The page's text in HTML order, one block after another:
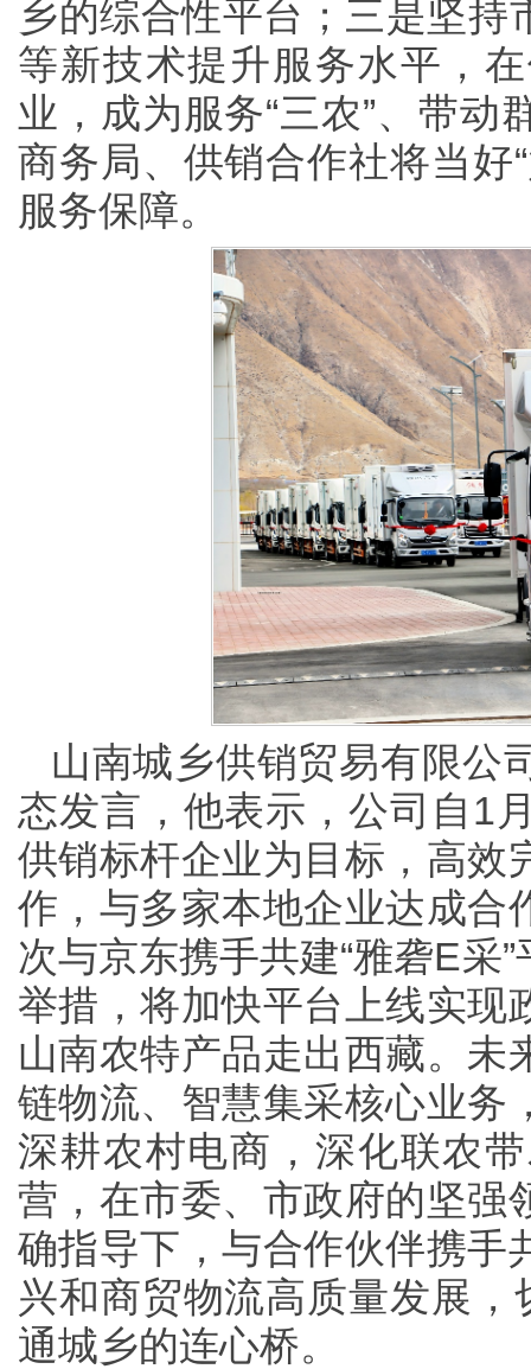
乡的综合性平台；三是坚
等新技术提升服务水平，
业，成为服务“三农”、带
商务局、供销合作社将当好
服务保障。
山南城乡供销贸易有限公
态发言，他表示，公司自1
供销标杆企业为目标，高效
作，与多家本地企业达成合
次与京东携手共建“雅砻E采
举措，将加快平台上线实现
山南农特产品走出西藏。未
链物流、智慧集采核心业务
深耕农村电商，深化联农
营，在市委、市政府的坚强
确指导下，与合作伙伴携手
兴和商贸物流高质量发展，
通城乡的连心桥。